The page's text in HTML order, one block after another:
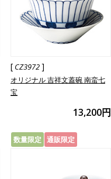
[ CZ3972]
オリジナル 吉祥文蓋碗 南蛮七
宝
13,200円
数量限定 通販限定